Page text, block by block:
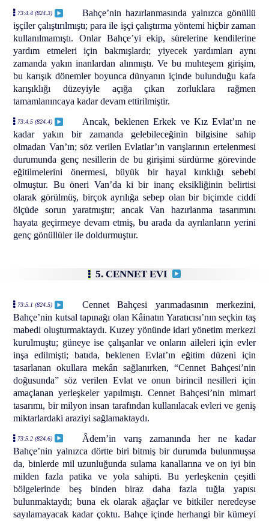
73:4.4 (824.3)
Bahçe’nin hazırlanmasında yalnızca gönüllü
işçiler çalıştırılmıştı; para ile işçi çalıştırma yöntemi hiçbir zaman
kullanılmamıştı. Onlar Bahçe’yi ekip, sürelerine kendilerine
yardım etmeleri için bakmışlardı; yiyecek yardımları aynı
zamanda yakın inanlardan alınmıştı. Ve bu muhteşem girişim,
bu karışık dönemler boyunca dünyanın içinde bulunduğu kafa
karışıklığı düzeyiyle açığa çıkan zorluklara rağmen
tamamlanıncaya kadar devam ettirilmiştir.
73:4.5 (824.4)
Ancak, beklenen Erkek ve Kız Evlat’ın ne
kadar yakın bir zamanda gelebileceğinin bilgisine sahip
olmadan Van’ın; söz verilen Evlatlar’ın varışlarının ertelenmesi
durumunda genç nesillerin de bu girişimi sürdürme görevinde
eğitilmelerini önermesi, büyük bir hayal kırıklığı sebebi
olmuştur. Bu öneri Van’da ki bir inanç eksikliğinin belirtisi
olarak görülmüş, birçok ayrılığa sebep olan bir biçimde ciddi
ölçüde sorun yaratmıştır; ancak Van hazırlanma tasarımını
hayata geçirmeye devam etmiş, bu arada da ayrılanların yerini
genç gönüllüler ile doldurmuştur.
5. CENNET EVI
73:5.1 (824.5)
Cennet Bahçesi yarımadasının merkezini,
Bahçe’nin kutsal tapınağı olan Kâinatın Yaratıcısı’nın seçkin taş
mabedi oluşturmaktaydı. Kuzey yönünde idari yönetim merkezi
kurulmuştu; güneye ise çalışanlar ve onların aileleri için evler
inşa edilmişti; batıda, beklenen Evlat’ın eğitim düzeni için
tasarlanan okullara mekân sağlanırken, “Cennet Bahçesi’nin
doğusunda” söz verilen Evlat ve onun birincil nesilleri için
amaçlanan yerleşkeler yapılmıştı. Cennet Bahçesi’nin mimari
tasarımı, bir milyon insan tarafından kullanılacak evleri ve geniş
miktarlardaki araziyi sağlamaktaydı.
73:5.2 (824.6)
Âdem’in varış zamanında her ne kadar
Bahçe’nin yalnızca dörtte biri bitmiş bir durumda bulunmuşsa
da, binlerde mil uzunluğunda sulama kanallarına ve on iyi bin
milden fazla patika ve yola sahipti. Bu yerleşkenin çeşitli
bölgelerinde beş binden biraz daha fazla tuğla yapısı
bulunmaktaydı; buna ek olarak ağaçlar ve bitkiler neredeyse
sayılamayacak kadar çoktu. Bahçe içinde herhangi bir kümeyi